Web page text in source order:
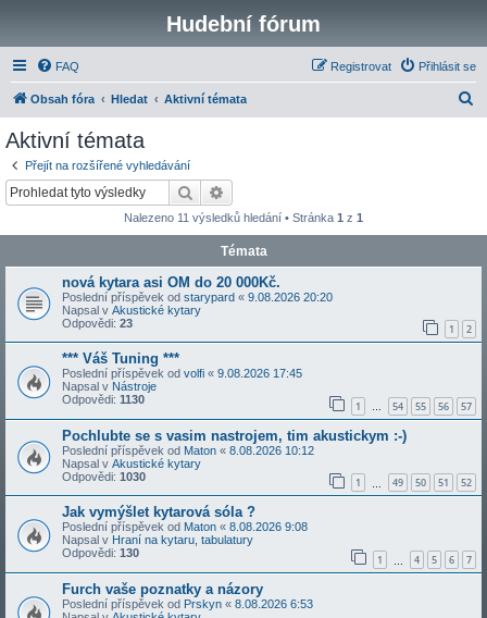
Hudební fórum
FAQ Přihlásit se
Registrovat
Obsah fóra Hledat Aktivní témata
Aktivní témata
Přejít na rozšířené vyhledávání
Hledat
Nalezeno 11 výsledků hledání • Stránka 1 z 1
Témata
nová kytara asi OM do 20 000Kč.
Poslední příspěvek od starypard « 9.08.2026 20:20
Napsal v Akustické kytary
Odpovědi: 23 1 2
*** Váš Tuning ***
Poslední příspěvek od volfi « 9.08.2026 17:45
Napsal v Nástroje
Odpovědi: 1130 1 … 54 55 56 57
Pochlubte se s vasim nastrojem, tim akustickym :-)
Poslední příspěvek od Maton « 8.08.2026 10:12
Napsal v Akustické kytary
Odpovědi: 1030 1 49 50 51 52
Jak vymýšlet kytarová sóla ?
Poslední příspěvek od Maton « 8.08.2026 9:08
Napsal v Hraní na kytaru, tabulatury
Odpovědi: 130 1 4 5 6 7
Furch vaše poznatky a názory
Poslední příspěvek od Prskyn « 8.08.2026 6:53